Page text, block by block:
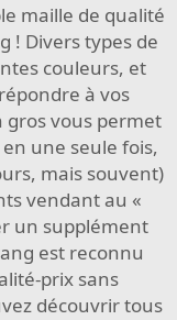
maille de qualité
! Divers types de
couleurs, et
à vos
gros vous permet
une seule fois,
mais souvent)
vendant au «
un supplément
est reconnu
prix sans
découvrir tous